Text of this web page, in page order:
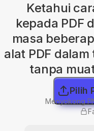
Ketahui
kepada PDF
masa
alat PDF
tanpa
Pilih
Menyokong